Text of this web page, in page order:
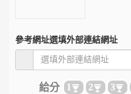
參考網址選填外部連結網址
給分 1 2 3